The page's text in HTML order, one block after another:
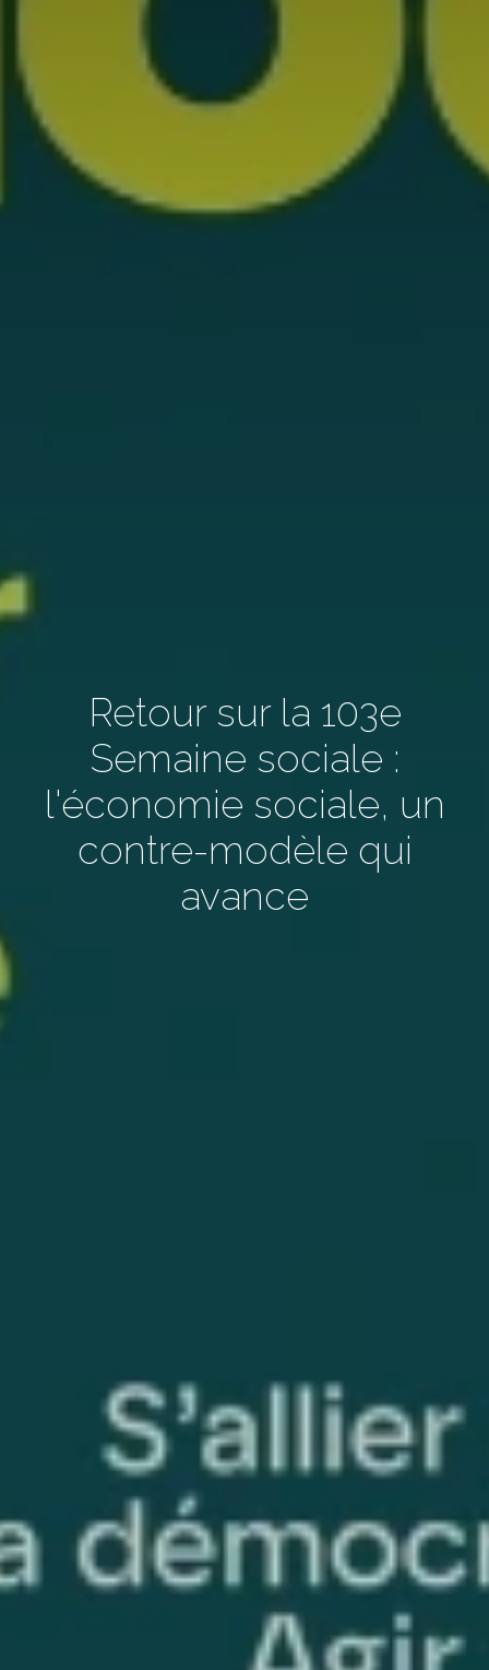
Retour sur la 103e
Semaine sociale :
l'économie sociale, un
contre-modèle qui
avance